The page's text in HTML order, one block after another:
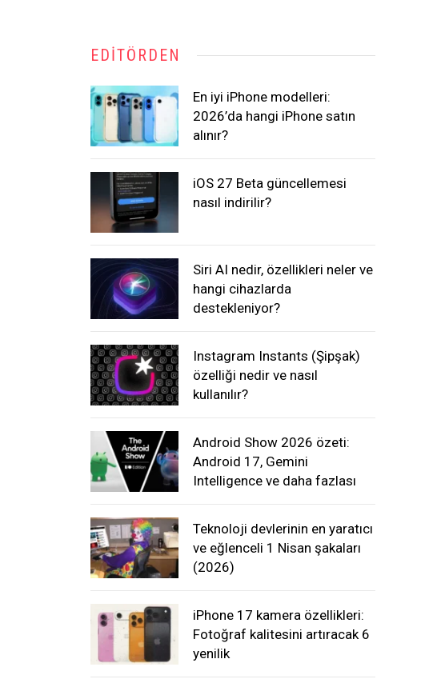
EDITÖRDEN
En iyi iPhone modelleri:
2026’da hangi iPhone satın
alınır?
iOS 27 Beta güncellemesi
nasıl indirilir?
Siri AI nedir, özellikleri neler ve
hangi cihazlarda
destekleniyor?
Instagram Instants (Şipşak)
özelliği nedir ve nasıl
kullanılır?
Android Show 2026 özeti:
Android 17, Gemini
Intelligence ve daha fazlası
Teknoloji devlerinin en yaratıcı
ve eğlenceli 1 Nisan şakaları
(2026)
iPhone 17 kamera özellikleri:
Fotoğraf kalitesini artıracak 6
yenilik